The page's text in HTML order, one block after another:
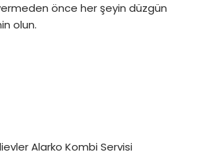
önce her şeyin düzgün
olun.
Alarko Kombi Servisi